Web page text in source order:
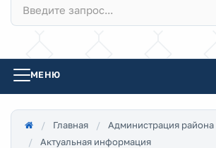
МЕНЮ
Главная
Администрация района
Актуальная информация